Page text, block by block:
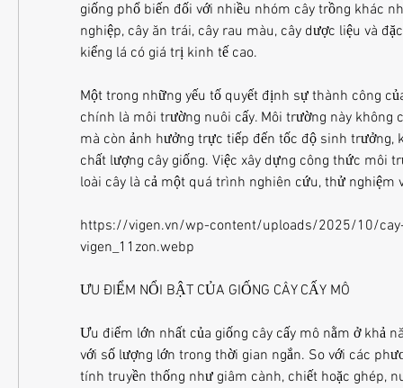
giống phổ biến đối với nhiều nhóm cây trồng khác
nghiệp, cây ăn trái, cây rau màu, cây dược liệu và
kiểng lá có giá trị kinh tế cao.
Một trong những yếu tố quyết định sự thành công
chính là môi trường nuôi cấy. Môi trường này không
mà còn ảnh hưởng trực tiếp đến tốc độ sinh trưởng,
chất lượng cây giống. Việc xây dựng công thức môi
loài cây là cả một quá trình nghiên cứu, thử nghiệm
https://vigen.vn/wp-content/uploads/2025/10/
vigen_11zon.webp
ƯU ĐIỂM NỔI BẬT CỦA GIỐNG CÂY CẤY MÔ
Ưu điểm lớn nhất của giống cây cấy mô nằm ở khả
với số lượng lớn trong thời gian ngắn. So với các
tính truyền thống như giâm cành, chiết hoặc ghép,